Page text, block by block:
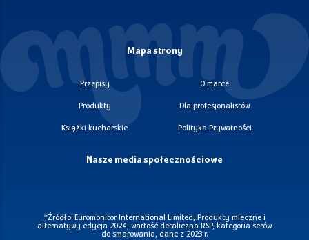
Mapa strony
Przepisy O marce
Produkty Dla profesjonalistów
Książki kucharskie Polityka Prywatności
Nasze media społecznościowe
*Źródło: Euromonitor International Limited, Produkty mleczne i
alternatywy edycja 2024, wartość detaliczna RSP, kategoria serów
do smarowania, dane z 2023 r.